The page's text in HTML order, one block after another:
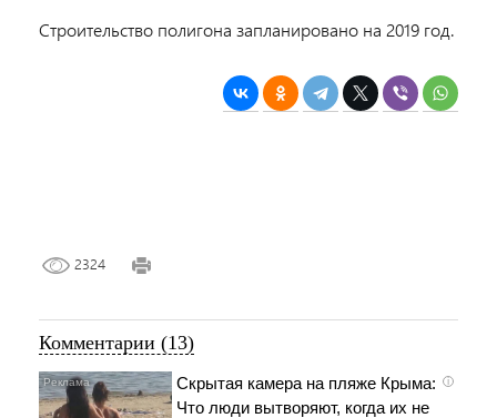
Строительство полигона запланировано на 2019 год.
2324
Комментарии (13)
i
Скрытая камера на пляже Крыма:
Что люди вытворяют, когда их не